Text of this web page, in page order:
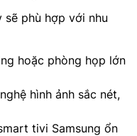
phù hợp với nhu
hoặc phòng họp lớn
hình ảnh sắc nét,
tivi Samsung ổn